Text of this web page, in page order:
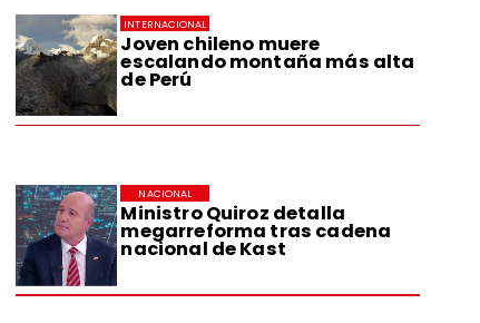
Joven chileno muere
escalando montaña más alta
de Perú
INTERNACIONAL
Ministro Quiroz detalla
megarreforma tras cadena
nacional de Kast
NACIONAL